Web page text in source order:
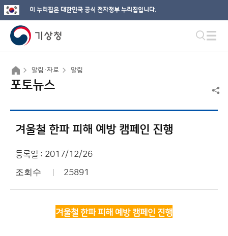
이 누리집은 대한민국 공식 전자정부 누리집입니다.
알림·자료 알림
포토뉴스
겨울철 한파 피해 예방 캠페인 진행
등록일 : 2017/12/26
조회수 25891
겨울철 한파 피해 예방 캠페인 진행